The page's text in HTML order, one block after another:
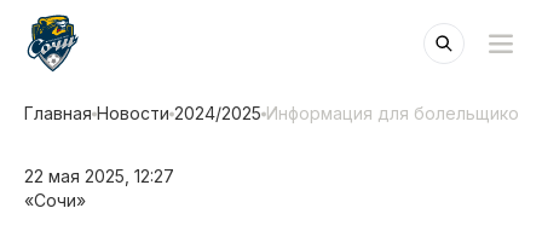
Главная Новости 2024/2025 Информация для болельщиков
22 мая 2025, 12:27
«Сочи»